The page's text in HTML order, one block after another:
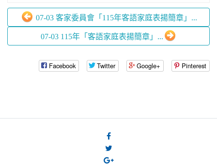
07-03 客家委員會「115年客語家庭表揚簡章」...
07-03 115年「客語家庭表揚簡章」...
Facebook Twitter Google+ Pinterest